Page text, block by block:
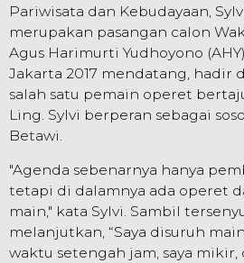
Pariwisata dan Kebudayaan,
merupakan pasangan calon
Agus Harimurti Yudhoyono
Jakarta 2017 mendatang, hadir
salah satu pemain operet
Ling. Sylvi berperan sebagai
Betawi.
"Agenda sebenarnya hanya
tetapi di dalamnya ada operet
main," kata Sylvi. Sambil
melanjutkan, “Saya disuruh
waktu setengah jam, saya mikir,